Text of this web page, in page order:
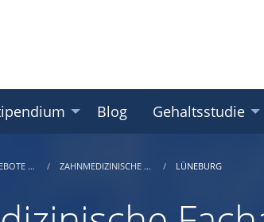
Blog Gehaltsstudie
… ZAHNMEDIZINISCHE … LÜNEBURG